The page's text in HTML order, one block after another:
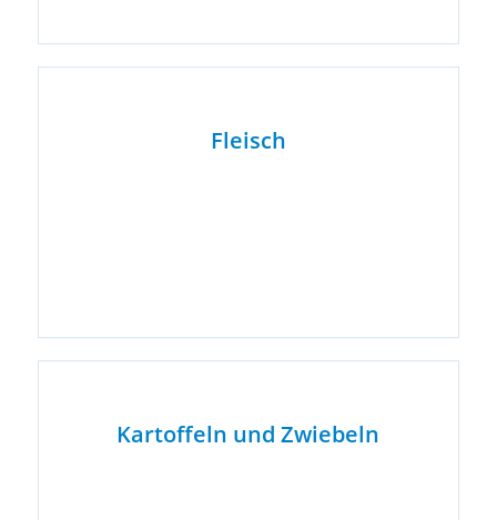
Fleisch
Kartoffeln und Zwiebeln